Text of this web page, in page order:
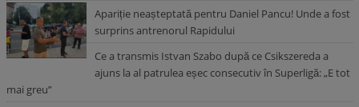
Apariție neașteptată pentru Daniel Pancu! Unde a fost
surprins antrenorul Rapidului
Ce a transmis Istvan Szabo după ce Csikszereda a
ajuns la al patrulea eșec consecutiv în Superligă: „E tot
mai greu”